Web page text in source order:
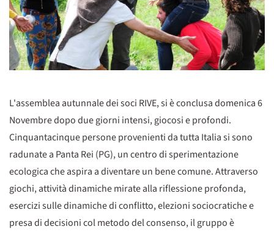
L'assemblea autunnale dei soci RIVE, si è conclusa domenica 6
Novembre dopo due giorni intensi, giocosi e profondi.
Cinquantacinque persone provenienti da tutta Italia si sono
radunate a Panta Rei (PG), un centro di sperimentazione
ecologica che aspira a diventare un bene comune. Attraverso
giochi, attività dinamiche mirate alla riflessione profonda,
esercizi sulle dinamiche di conflitto, elezioni sociocratiche e
presa di decisioni col metodo del consenso, il gruppo è